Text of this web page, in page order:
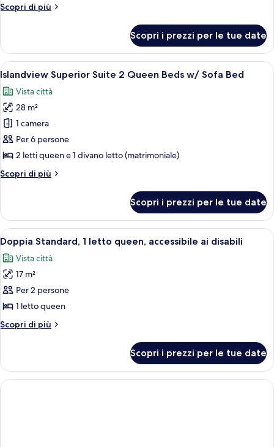
letto
Scopri di più
Altri
Executive,
letto
Scopri i prezzi per le tue date
Apri
tutte
le
foto
per
Islandview
Superior
2
w/
Sofa
Bed
Islandview Superior Suite 2 Queen
7
Islandview Superior Suite 2 Queen Beds w/ Sofa Bed
Vista città
28 m²
1 camera
Per 6 persone
2 letti queen e 1 divano letto (matrimoniale)
Scopri di più
Altri
Superior
Suite
2
Queen
Beds
w/
Sofa
Bed
Scopri i prezzi per le tue date
Apri
tutte
le
foto
per
Doppia
Standard,
1
queen,
accessibile
ai
Una camera d'albergo con un letto,
6
Doppia Standard, 1 letto queen, accessibile ai disabili
Vista città
17 m²
Per 2 persone
1 letto queen
Scopri di più
Altri
Standard,
letto
Scopri i prezzi per le tue date